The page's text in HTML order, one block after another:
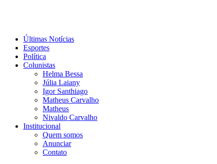
Últimas Notícias
Esportes
Política
Colunistas
Helma Bessa
Júlia Laiany
Igor Santhiago
Matheus Carvalho
Matheus
Nivaldo Carvalho
Institucional
Quem somos
Anunciar
Contato